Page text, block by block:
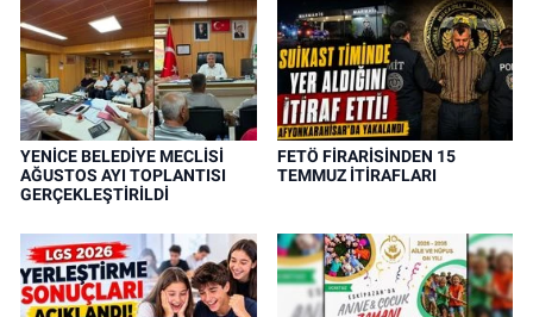
YENİCE BELEDİYE MECLİSİ
AĞUSTOS AYI TOPLANTISI
GERÇEKLEŞTİRİLDİ
FETÖ FİRARİSİNDEN 15
TEMMUZ İTİRAFLARI